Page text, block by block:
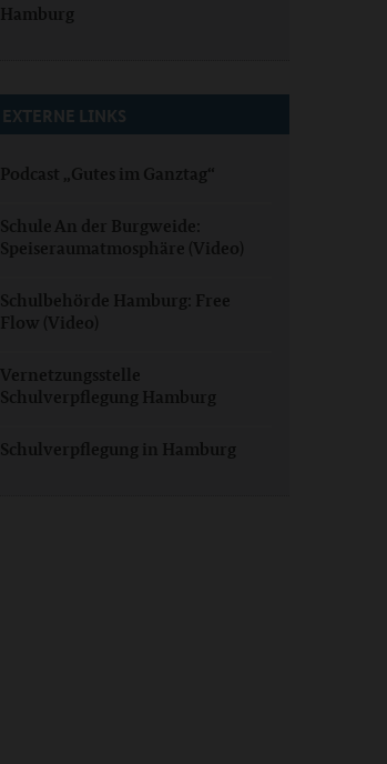
Hamburg
EXTERNE LINKS
Podcast „Gutes im Ganztag“
Schule An der Burgweide:
Speiseraumatmosphäre (Video)
Schulbehörde Hamburg: Free
Flow (Video)
Vernetzungsstelle
Schulverpflegung Hamburg
Schulverpflegung in Hamburg